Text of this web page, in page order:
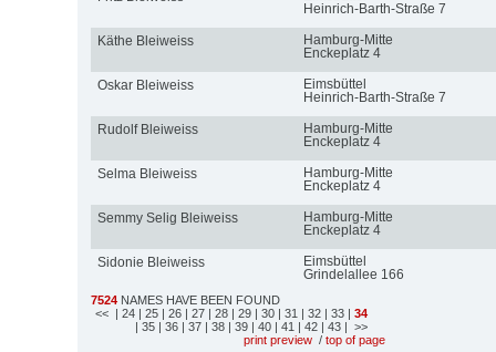
Heinrich-Barth-Straße 7
Käthe Bleiweiss
Hamburg-Mitte
Enckeplatz 4
Oskar Bleiweiss
Eimsbüttel
Heinrich-Barth-Straße 7
Rudolf Bleiweiss
Hamburg-Mitte
Enckeplatz 4
Selma Bleiweiss
Hamburg-Mitte
Enckeplatz 4
Semmy Selig Bleiweiss
Hamburg-Mitte
Enckeplatz 4
Sidonie Bleiweiss
Eimsbüttel
Grindelallee 166
7524 NAMES HAVE BEEN FOUND
<< | 24 | 25 | 26 | 27 | 28 | 29 | 30 | 31 | 32 | 33 | 34
| 35 | 36 | 37 | 38 | 39 | 40 | 41 | 42 | 43 | >>
print preview / top of page